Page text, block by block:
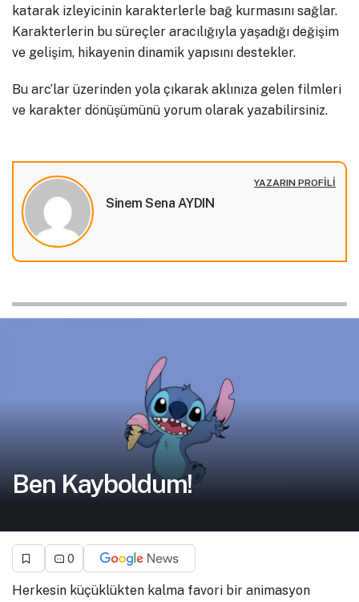
katarak izleyicinin karakterlerle bağ kurmasını sağlar.
Karakterlerin bu süreçler aracılığıyla yaşadığı değişim
ve gelişim, hikayenin dinamik yapısını destekler.
Bu arc’lar üzerinden yola çıkarak aklınıza gelen filmleri
ve karakter dönüşümünü yorum olarak yazabilirsiniz.
Sinem Sena AYDIN
YAZARIN PROFILI
Ben Kayboldum!
0
Herkesin küçüklükten kalma favori bir animasyon